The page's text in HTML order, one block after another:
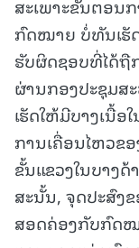
ສະເພາະຂັ້ນຕອນ
ກົດໝາຍ ບໍ່ທັນເຮັ
ຮັບຜິດຊອບທີ່ໄດ້ຖື
ຜ່ານກອງປະຊຸມສ
ເຮັດໃຫ້ມີບາງເນື້ອ
ການເຄື່ອນໄຫວຂ
ຂັ້ນແຂວງໃນບາງ
ສະນັ້ນ, ຈຸດປະສົງ
ສອດຄ່ອງກັບກົດໝ